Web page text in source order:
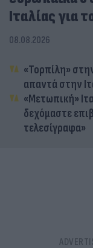
Ιταλίας για
08.08.2026
«Τορπίλη»
απαντά στην
«Μετωπική»
δεχόμαστε
τελεσίγραφα»